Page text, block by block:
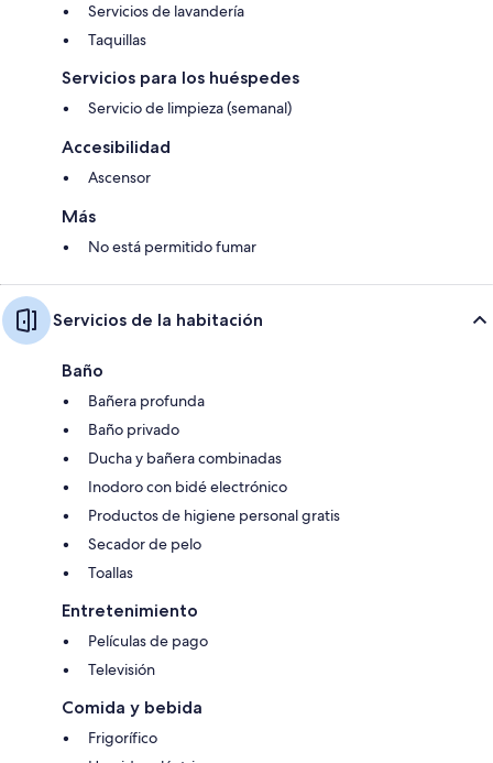
Servicios de lavandería
Taquillas
Servicios para los huéspedes
Servicio de limpieza (semanal)
Accesibilidad
Ascensor
Más
No está permitido fumar
Servicios de la habitación
Baño
Bañera profunda
Baño privado
Ducha y bañera combinadas
Inodoro con bidé electrónico
Productos de higiene personal gratis
Secador de pelo
Toallas
Entretenimiento
Películas de pago
Televisión
Comida y bebida
Frigorífico